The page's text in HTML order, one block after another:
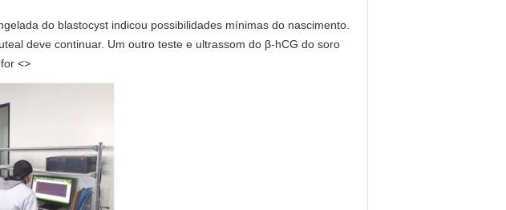
do blastocyst indicou possibilidades mínimas do nascimento.
deve continuar. Um outro teste e ultrassom do β-hCG do soro
<>